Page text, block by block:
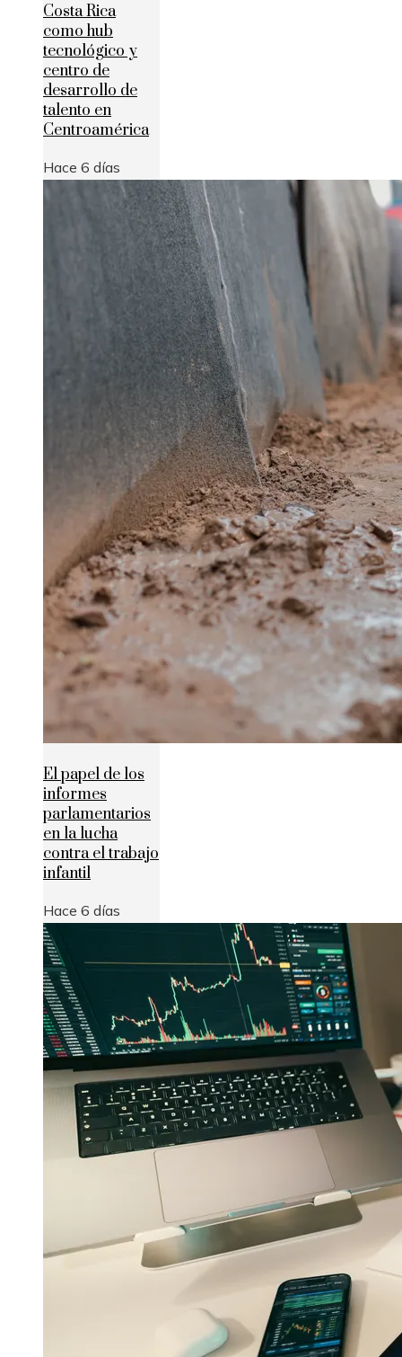
Costa Rica
como hub
tecnológico y
centro de
desarrollo de
talento en
Centroamérica
Hace 6 días
El papel de los
informes
parlamentarios
en la lucha
contra el trabajo
infantil
Hace 6 días